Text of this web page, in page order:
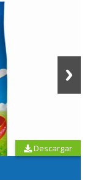
Descargar